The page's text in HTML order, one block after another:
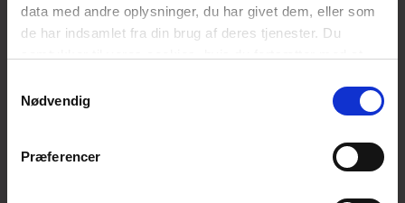
data med andre oplysninger, du har givet dem, eller som
de har indsamlet fra din brug af deres tjenester. Du
Nødvendig
Præferencer